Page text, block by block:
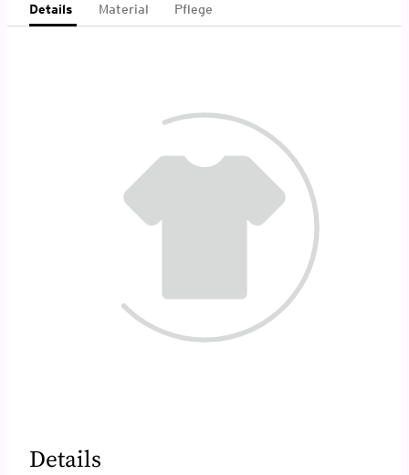
Details Material Pflege
Details